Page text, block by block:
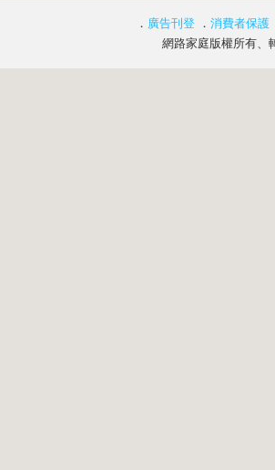
． 廣告刊登 ． 消費者保護
網路家庭版權所有、